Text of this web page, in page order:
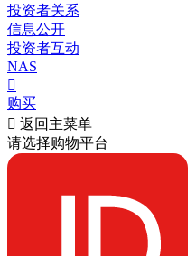
投资者关系
信息公开
投资者互动
NAS

购买
 返回主菜单
请选择购物平台